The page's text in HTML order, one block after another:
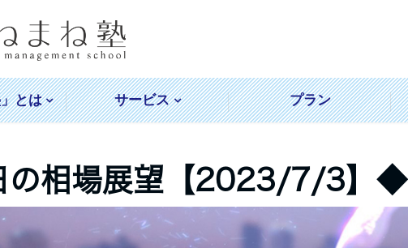
とは サービス プラン
相場展望【2023/7/3】◆